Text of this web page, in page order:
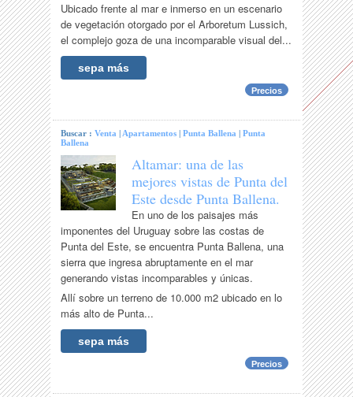
Ubicado frente al mar e inmerso en un escenario
de vegetación otorgado por el Arboretum Lussich,
el complejo goza de una incomparable visual del...
sepa más
Precios
Buscar :Venta | Apartamentos |Punta Ballena |Punta
Ballena
Altamar: una de las
mejores vistas de Punta del
Este desde Punta Ballena.
En uno de los paisajes más
imponentes del Uruguay sobre las costas de
Punta del Este, se encuentra Punta Ballena, una
sierra que ingresa abruptamente en el mar
generando vistas incomparables y únicas.
Allí sobre un terreno de 10.000 m2 ubicado en lo
más alto de Punta...
sepa más
Precios